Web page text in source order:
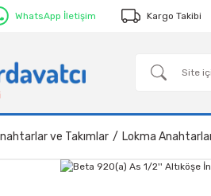
WhatsApp İletişim Kargo Takibi
ve Takımlar Lokma